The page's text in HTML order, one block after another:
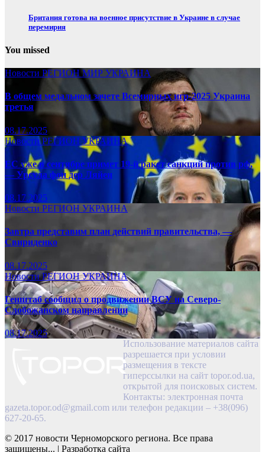
Британия готова на военное присутствие в Украине в случае
перемирия
You missed
Новости РЕГИОНМИР УКРАИНА
В общем медальном зачете Всемирных игр-2025 Украина
третья
08.17.2025
НовостиРЕГИОНУКРАИНА
ЕС уже в сентябре примет 19-й ракет санкций против рф,
— Урсула фон дер Ляйен
08.17.2025
Новости РЕГИОН УКРАИНА
Завтра представим план действий правительства, —
Свириденко
08.17.2025
НовостиРЕГИОНУКРАИНА
Генштаб сообщил о продвижении ВСУ на Северо-
Слобожанском направлении
08.17.2025
Использование материалов сайта
разрешается при условии
размещения в тексте
гиперссылки на сайт topor.od.ua,
открытой для поисковых систем.
Контакты: электронная почта
gazeta.topor.od@gmail.com или телефон редакции – +38(096)
627-20-65.
© 2017 новости Черноморского региона. Все права
защищены... | Разработка сайта